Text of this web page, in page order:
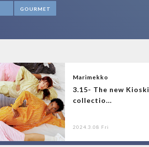
GOURMET
Marimekko
3.15- The new Kioski
collectio...
2024.3.08 Fri